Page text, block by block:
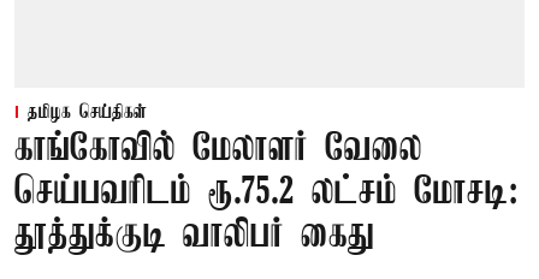
தமிழக செய்திகள்
காங்கோவில் மேலாளர் வேலை
செய்பவரிடம் ரூ.75.2 லட்சம் மோசடி:
தூத்துக்குடி வாலிபர் கைது